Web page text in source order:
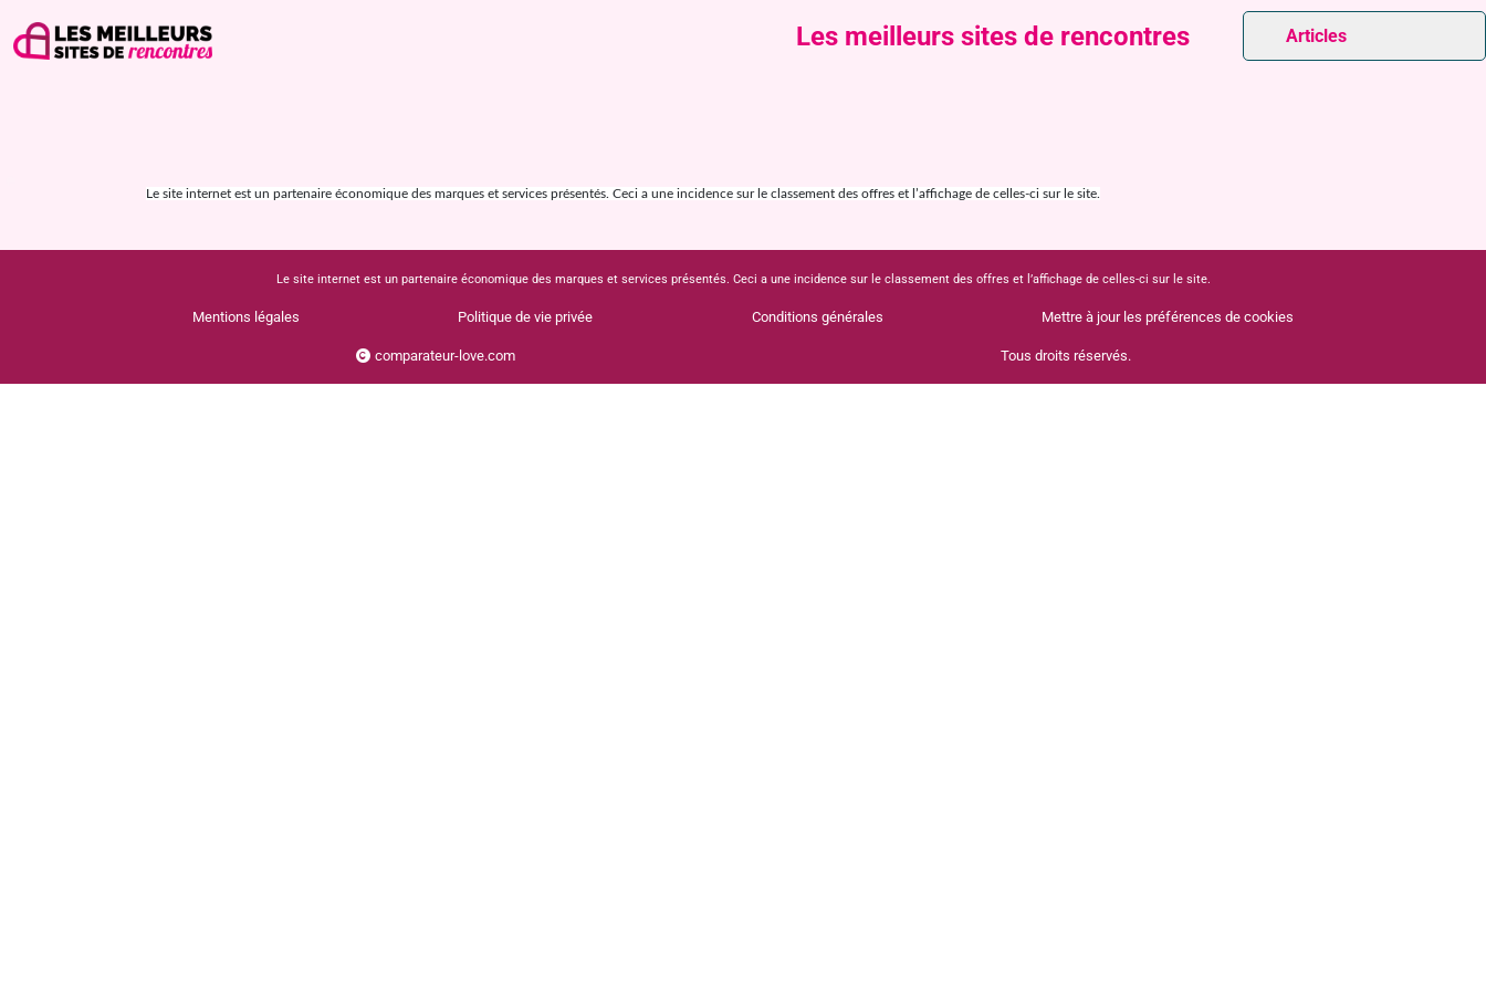
Les meilleurs sites de rencontres Articles
Le site internet est un partenaire économique des marques et services présentés. Ceci a une incidence sur le classement des offres et l’affichage de celles-ci sur le site.
Le site internet est un partenaire économique des marques et services présentés. Ceci a une incidence sur le classement des offres et l’affichage de celles-ci sur le site.
Mentions légales Politique de vie privée Conditions générales Mettre à jour les préférences de cookies
comparateur-love.com Tous droits réservés.